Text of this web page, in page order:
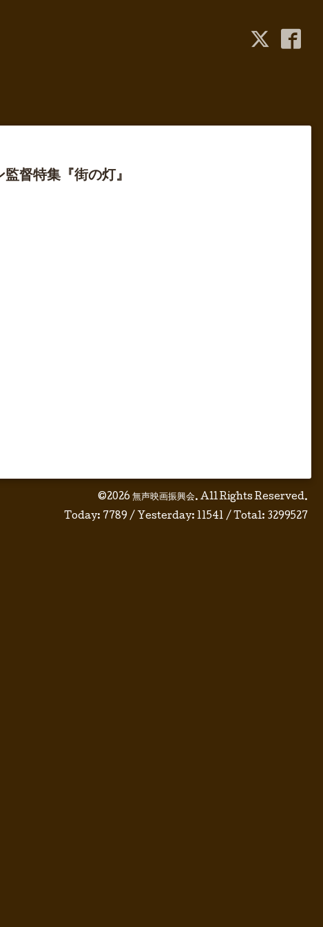
督特集『街の灯』
©2026 無声映画振興会. All Rights Reserved.
Today: 7789 / Yesterday: 11541 / Total: 3299527